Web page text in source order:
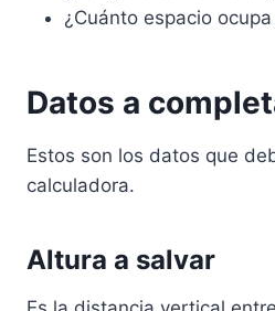
¿Cuánto espacio
Datos a
Estos son los datos que
calculadora.
Altura a salvar